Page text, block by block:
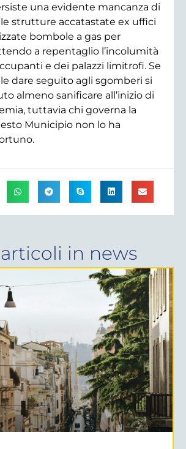
una evidente mancanza di
strutture accatastate ex uffici
bombole a gas per
a repentaglio l’incolumità
e dei palazzi limitrofi. Se
dare seguito agli sgomberi si
almeno sanificare all’inizio di
tuttavia chi governa la
Municipio non lo ha
in news